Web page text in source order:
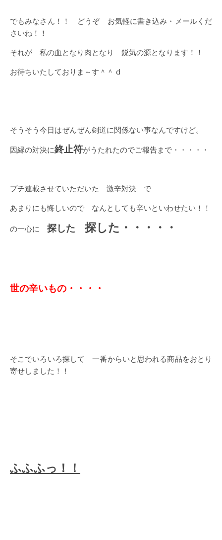
でもみなさん！！ どうぞ お気軽に書き込み・メールくだ
さいね！！
それが 私の血となり肉となり 鋭気の源となります！！
お待ちいたしておりま～す＾＾ d
そうそう今日はぜんぜん剣道に関係ない事なんですけど。
因縁の対決に終止符がうたれたのでご報告まで・・・・・
プチ連載させていただいた 激辛対決 で
あまりにも悔しいので なんとしても辛いといわせたい！！
の一心に 探した 探した・・・・・
世の辛いもの・・・・
そこでいろいろ探して 一番からいと思われる商品をおとり
寄せしました！！
ふふふっ！！